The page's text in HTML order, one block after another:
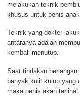
melakukan teknik
khusus untuk penis
Teknik yang dokter
antaranya adalah
kembali menutup.
Saat tindakan
banyak kulit kulup yang
maka penis akan